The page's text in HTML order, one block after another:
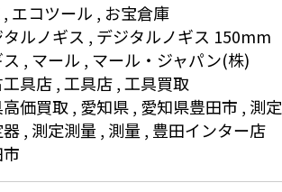
エコツール
お宝倉庫
ルノギス
デジタルノギス 150mm
マール マール・ジャパン(株)
具店 工具店 工具買取
価買取 愛知県 愛知県豊田市 測定
測定測量 測量 豊田インター店